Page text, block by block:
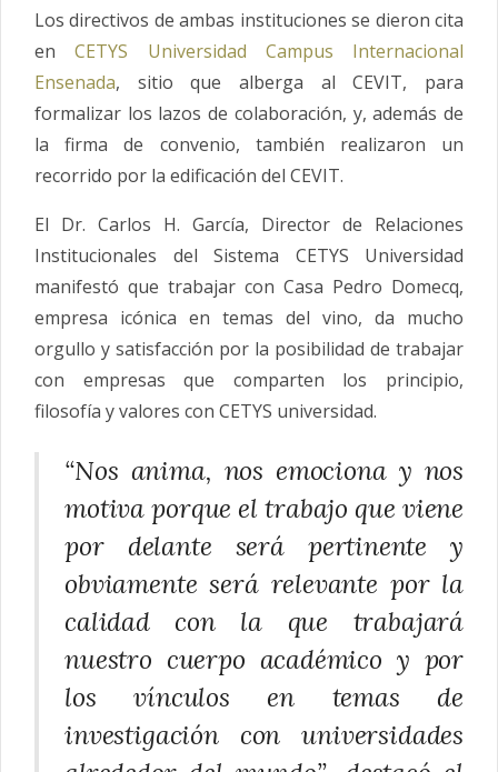
Los directivos de ambas instituciones se dieron cita
enCETYS Universidad Campus Internacional
Ensenada, sitio que alberga al CEVIT, para
formalizar los lazos de colaboración, y, además de
la firma de convenio, también realizaron un
recorrido por la edificación del CEVIT.
El Dr. Carlos H. García, Director de Relaciones
Institucionales del Sistema CETYS Universidad
manifestó que trabajar con Casa Pedro Domecq,
empresa icónica en temas del vino, da mucho
orgullo y satisfacción por la posibilidad de trabajar
con empresas que comparten los principio,
filosofía y valores con CETYS universidad.
“Nos anima, nos emociona y nos
motiva porque el trabajo que viene
por delante será pertinente y
obviamente será relevante por la
calidad con la que trabajará
nuestro cuerpo académico y por
los vínculos en temas de
investigación con universidades